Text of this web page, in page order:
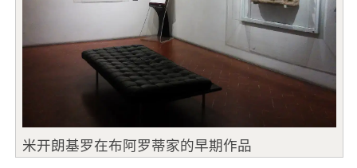
米开朗基罗在布阿罗蒂家的早期作品